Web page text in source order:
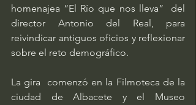
homenajea “El Río que nos lleva”  del
director Antonio del Real, para
reivindicar antiguos oficios y reflexionar
sobre el reto demográfico.
La gira  comenzó en la Filmoteca de la
ciudad de Albacete y el Museo